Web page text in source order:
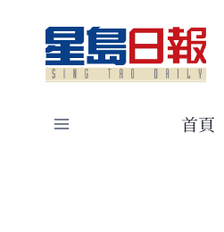
content
首頁